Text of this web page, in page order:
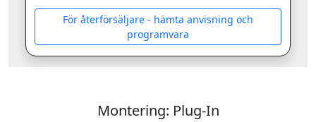
För återförsäljare - hämta anvisning och
programvara
Montering: Plug-In